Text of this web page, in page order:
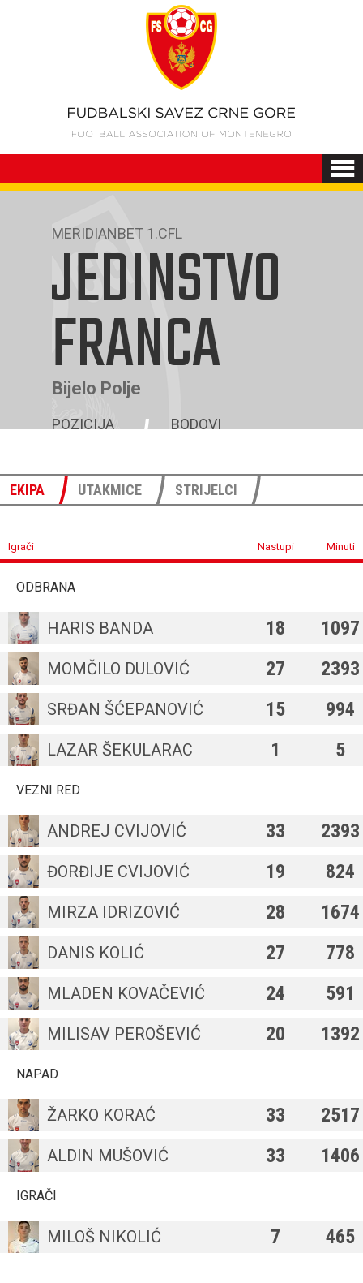
MERIDIANBET 1.CFL
JEDINSTVO
FRANCA
Bijelo Polje
POZICIJA BODOVI
EKIPA UTAKMICE STRIJELCI
Igrači Nastupi Minuti
ODBRANA
HARIS BANDA 18 1097
MOMČILO DULOVIĆ 27 2393
SRĐAN ŠĆEPANOVIĆ 15 994
LAZAR ŠEKULARAC 1 5
VEZNI RED
ANDREJ CVIJOVIĆ 33 2393
ĐORĐIJE CVIJOVIĆ 19 824
MIRZA IDRIZOVIĆ 28 1674
DANIS KOLIĆ 27 778
MLADEN KOVAČEVIĆ 24 591
MILISAV PEROŠEVIĆ 20 1392
NAPAD
ŽARKO KORAĆ 33 2517
ALDIN MUŠOVIĆ 33 1406
IGRAČI
MILOŠ NIKOLIĆ 7 465